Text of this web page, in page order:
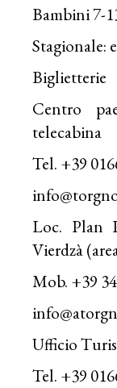
Bambini 7-
Stagionale:
Biglietterie
Centro
telecabina
Tel. +39
Loc. Plan
Vierdzà
Mob. +39
Ufficio
Tel. +39